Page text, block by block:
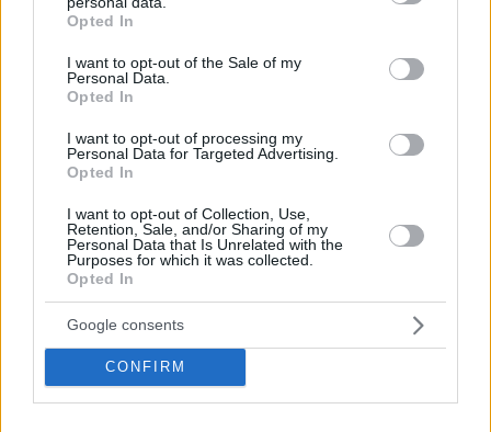
grant or deny consent to Google and its third-party tags to
use your data for below specified purposes in below Google
consent section.
Opted In
I want to opt-out of the Sale of my
Personal Data.
Opted In
I want to opt-out of processing my
Personal Data for Targeted Advertising.
Opted In
I want to opt-out of Collection, Use,
Retention, Sale, and/or Sharing of my
Personal Data that Is Unrelated with the
Purposes for which it was collected.
Opted In
Google consents
CONFIRM
Games
ΔΕΙΤΕ ΟΛΑ ΤΑ GAMES
Best of Network